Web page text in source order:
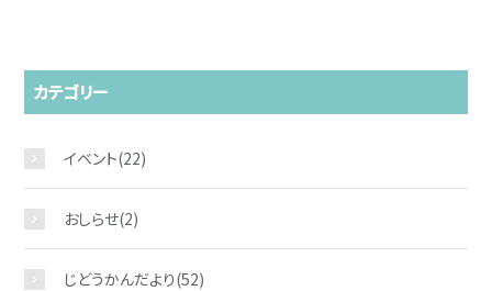
カテゴリー
イベント(22)
おしらせ(2)
じどうかんだより(52)